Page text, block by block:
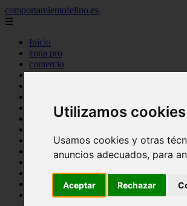
Utilizamos cookies
Usamos cookies y otras
anuncios adecuados, para
Aceptar Rechazar
comportamientofelino.es
☰
Inicio
zona pro
comercio
aves
acuariofilia 2
acuariofilia
canal tv
nombres para gatos
novedades
tablon de anuncios
uncategorized
zona pro